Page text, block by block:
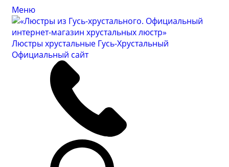
Меню
Люстры хрустальные Гусь-Хрустальный
Официальный сайт